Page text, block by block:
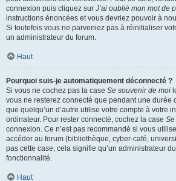
connexion puis cliquez sur J’ai oublié mon mot de
instructions énoncées et vous devriez pouvoir à
Si toutefois vous ne parveniez pas à réinitialiser
un administrateur du forum.
Haut
Pourquoi suis-je automatiquement déconnecté ?
Si vous ne cochez pas la case Se souvenir de moi
vous ne resterez connecté que pendant une durée
que quelqu’un d’autre utilise votre compte à votre
ordinateur. Pour rester connecté, cochez la case
connexion. Ce n’est pas recommandé si vous
accéder au forum (bibliothèque, cyber-café,
pas cette case, cela signifie qu’un administrateur
fonctionnalité.
Haut